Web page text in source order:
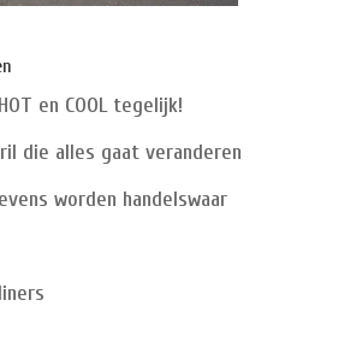
en COOL tegelijk!
die alles gaat veranderen
worden handelswaar